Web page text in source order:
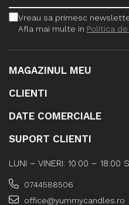
Vreau sa primesc
Afla mai multe in Politica
MAGAZINUL MEU
CLIENTI
DATE COMERCIALE
SUPORT CLIENTI
LUNI – VINERI: 10:00 – 18:00
0744588506
office@yummycandles.ro